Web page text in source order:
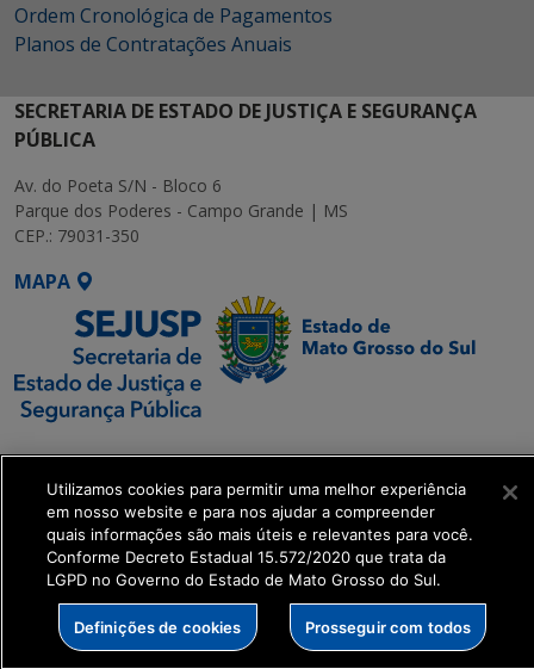
Ordem Cronológica de Pagamentos
Planos de Contratações Anuais
SECRETARIA DE ESTADO DE JUSTIÇA E SEGURANÇA
PÚBLICA
Av. do Poeta S/N - Bloco 6
Parque dos Poderes - Campo Grande | MS
CEP.: 79031-350
MAPA
SETDIG | Secretaria-
Executiva de
Transformação Digital
get_footer();
Utilizamos cookies para permitir uma melhor experiência
em nosso website e para nos ajudar a compreender
quais informações são mais úteis e relevantes para você.
Conforme Decreto Estadual 15.572/2020 que trata da
LGPD no Governo do Estado de Mato Grosso do Sul.
Definições de cookies Prosseguir com todos